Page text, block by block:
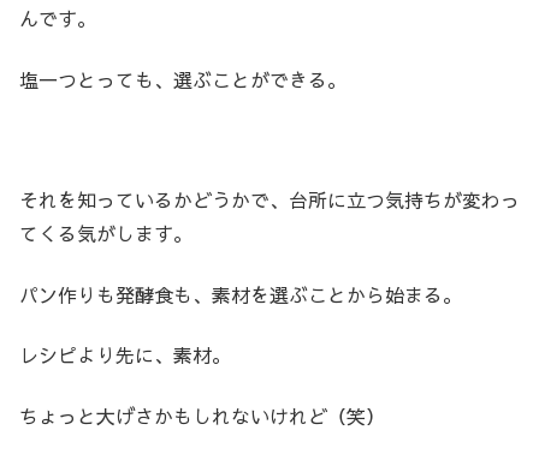
んです。
塩一つとっても、選ぶことができる。
それを知っているかどうかで、台所に立つ気持ちが変わっ
てくる気がします。
パン作りも発酵食も、素材を選ぶことから始まる。
レシピより先に、素材。
ちょっと大げさかもしれないけれど（笑）